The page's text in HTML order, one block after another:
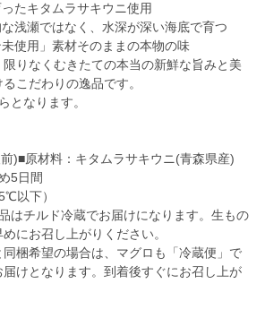
たキタムラサキウニ使用
な浅瀬ではなく、水深が深い海底で育つ
未使用」素材そのままの本物の味
りなくむきたての本当の新鮮な旨みと美
こだわりの逸品です。
となります。
)■原材料：キタムラサキウニ(青森県産)
5日間
以下）
はチルド冷蔵でお届けになります。生もの
にお召し上がりください。
梱希望の場合は、マグロも「冷蔵便」で
けとなります。到着後すぐにお召し上が